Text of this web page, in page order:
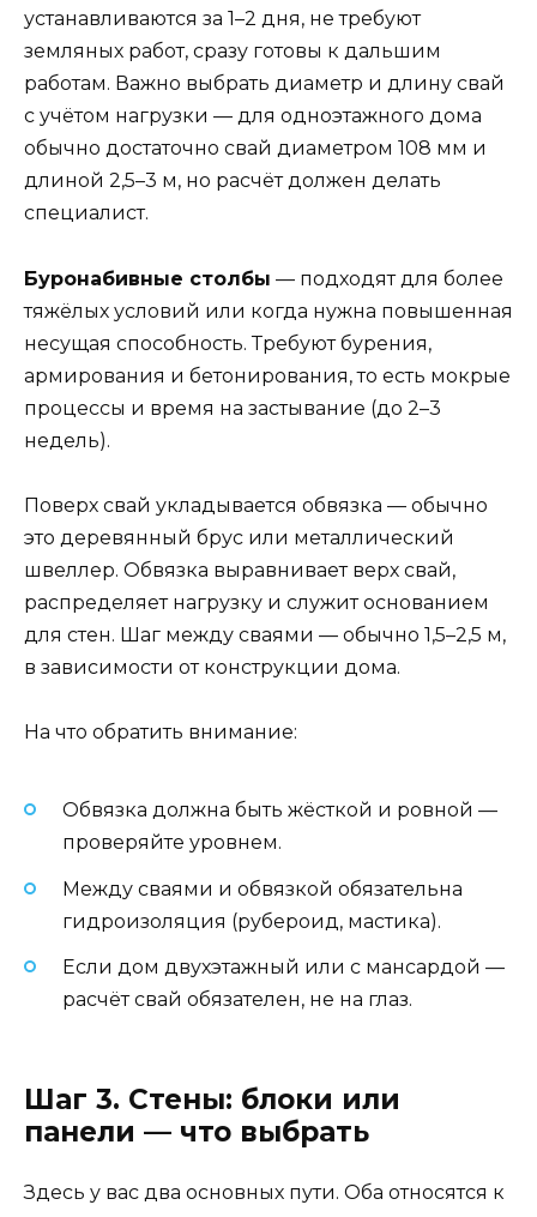
устанавливаются за 1–2 дня, не требуют
земляных работ, сразу готовы к дальшим
работам. Важно выбрать диаметр и длину свай
с учётом нагрузки — для одноэтажного дома
обычно достаточно свай диаметром 108 мм и
длиной 2,5–3 м, но расчёт должен делать
специалист.
Буронабивные столбы — подходят для более
тяжёлых условий или когда нужна повышенная
несущая способность. Требуют бурения,
армирования и бетонирования, то есть мокрые
процессы и время на застывание (до 2–3
недель).
Поверх свай укладывается обвязка — обычно
это деревянный брус или металлический
швеллер. Обвязка выравнивает верх свай,
распределяет нагрузку и служит основанием
для стен. Шаг между сваями — обычно 1,5–2,5 м,
в зависимости от конструкции дома.
На что обратить внимание:
Обвязка должна быть жёсткой и ровной —
проверяйте уровнем.
Между сваями и обвязкой обязательна
гидроизоляция (рубероид, мастика).
Если дом двухэтажный или с мансардой —
расчёт свай обязателен, не на глаз.
Шаг 3. Стены: блоки или
панели — что выбрать
Здесь у вас два основных пути. Оба относятся к